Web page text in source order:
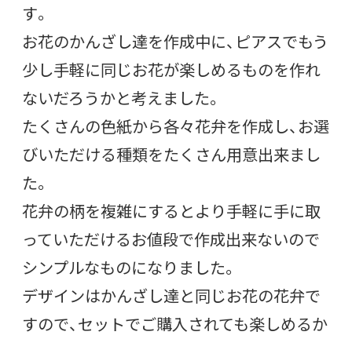
す。
お花のかんざし達を作成中に、ピアスでもう
少し手軽に同じお花が楽しめるものを作れ
ないだろうかと考えました。
たくさんの色紙から各々花弁を作成し、お選
びいただける種類をたくさん用意出来まし
た。
花弁の柄を複雑にするとより手軽に手に取
っていただけるお値段で作成出来ないので
シンプルなものになりました。
デザインはかんざし達と同じお花の花弁で
すので、セットでご購入されても楽しめるか